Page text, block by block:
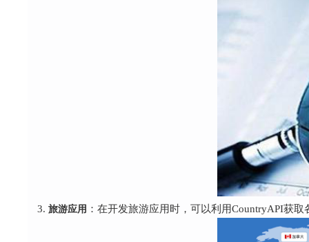
旅游应用 ：在开发旅游应用时，可以利用CountryAPI获